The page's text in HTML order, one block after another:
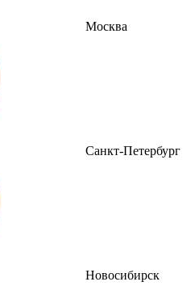
Москва
Санкт-Петербург
Новосибирск